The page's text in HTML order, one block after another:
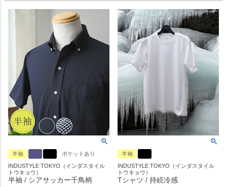
半袖
ポケットあり
INDUSTYLE TOKYO（インダスタイル
トウキョウ）
半袖 / シアサッカー千鳥柄
半袖
INDUSTYLE TOKYO（インダスタイル
トウキョウ）
Tシャツ / 持続冷感